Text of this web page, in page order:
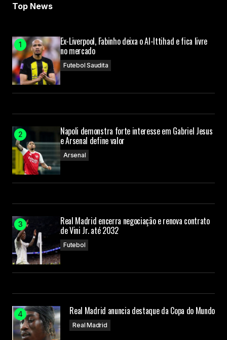
Top News
Ex-Liverpool, Fabinho deixa o Al-Ittihad e fica livre
no mercado
Futebol Saudita
Napoli demonstra forte interesse em Gabriel Jesus
e Arsenal define valor
Arsenal
Real Madrid encerra negociação e renova contrato
de Vini Jr. até 2032
Futebol
Real Madrid anuncia destaque da Copa do Mundo
Real Madrid